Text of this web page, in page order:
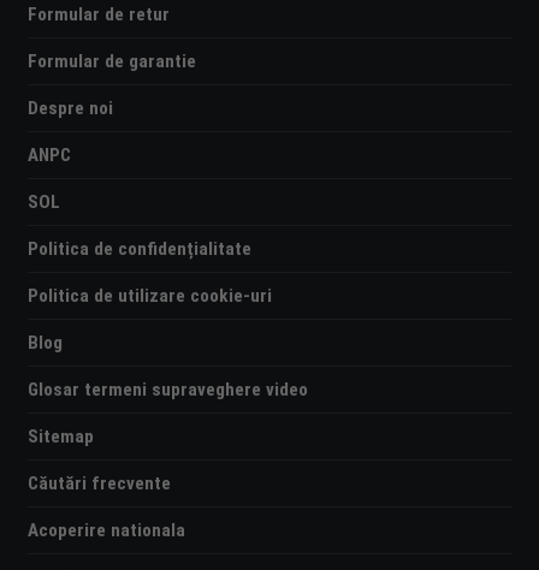
Formular de retur
Formular de garantie
Despre noi
ANPC
SOL
Politica de confidențialitate
Politica de utilizare cookie-uri
Blog
Glosar termeni supraveghere video
Sitemap
Căutări frecvente
Acoperire nationala